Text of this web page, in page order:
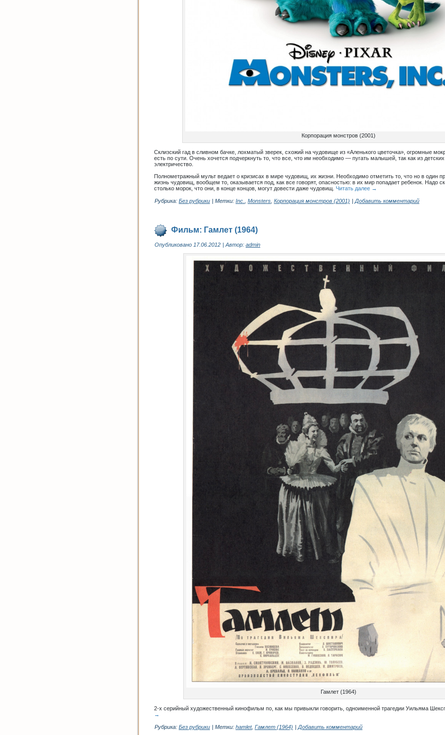
Корпорация монстров (2001)
Склизский гад в сливном бачке, лохматый зверек, схожий на чудовище из «Аленького цветочка», огромные
есть по сути. Очень хочется подчеркнуть то, что все, что им необходимо — пугать малышей, так как из
электричество.
Полнометражный мульт ведает о кризисах в мире чудовищ, их жизни. Необходимо отметить то, что но в один
жизнь чудовищ, вообщем то, оказывается под, как все говорят, опасностью: в их мир попадает ребенок. Надо
столько морок, что они, в конце концов, могут довести даже чудовищ. Читать далее →
Рубрика: Без рубрики | Метки: Inc. Monsters Корпорация монстров (2001) | Добавить комментарий
Фильм: Гамлет (1964)
Опубликовано 17.06.2012 | Автор: admin
Гамлет (1964)
2-х серийный художественный кинофильм по, как мы привыкли говорить, одноименной трагедии Уильяма
→
Рубрика: Без рубрики | Метки: hamlet, Гамлет (1964) | Добавить комментарий